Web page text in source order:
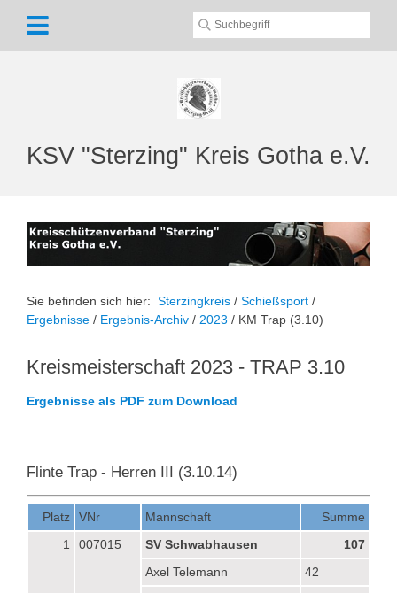
KSV "Sterzing" Kreis Gotha e.V.
Sie befinden sich hier: Sterzingkreis / Schießsport /
Ergebnisse / Ergebnis-Archiv / 2023 / KM Trap (3.10)
Kreismeisterschaft 2023 - TRAP 3.10
Ergebnisse als PDF zum Download
Flinte Trap - Herren III (3.10.14)
Platz VNr Mannschaft
Summe
1
007015 SV Schwabhausen
107
Axel Telemann
42